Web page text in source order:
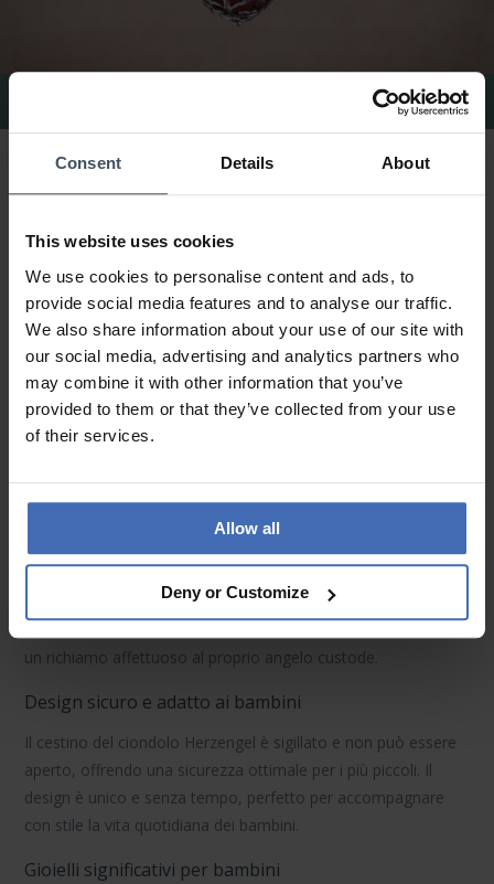
Consent Details About
This website uses cookies
We use cookies to personalise content and ads, to
provide social media features and to analyse our traffic.
We also share information about your use of our site with
our social media, advertising and analytics partners who
may combine it with other information that you’ve
provided to them or that they’ve collected from your use
of their services.
Allow all
Deny or Customize
Gioielli Herzengel – Un tenero compagno
I gioielli Herzengelsi ispirano all’antica tradizione di chiamare il
proprio angelo custode attraverso il suono. Ogni iconico
ciondolo Herzengel è composto da un cestino lavorato a
mano inargento sterling 925 rodiato, che racchiude una sfera
sonora colorata. Questo design raffinato protegge il gioiello
dall’ossidazione e ne esalta il valore simbolico.
Sfere sonore colorate con significato
Ogni colore della sfera rappresenta una qualità o un legame
l’acqua, la profondità emotiva, il cambiamento, il senso di
responsabilità e la concentrazione. All’interno, un piccolo
un richiamo affettuoso al proprio angelo custode.
Design sicuro e adatto ai bambini
Il cestino del ciondolo Herzengel è sigillato e non può essere
aperto, offrendo una sicurezza ottimale per i più piccoli. Il
design è unico e senza tempo, perfetto per accompagnare
con stile la vita quotidiana dei bambini.
Gioielli significativi per bambini